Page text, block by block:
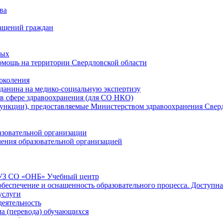
граждан
на территории Свердловской области
на медико-социальную экспертизу
сфере здравоохранения (для СО НКО)
предоставляемые Министерством здравоохранения
организации
образовательной организацией
СО «ОНБ» Учебный центр
и оснащенность образовательного процесса.
(перевода) обучающихся